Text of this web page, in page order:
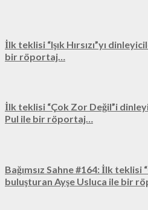
İlk teklisi “Işık Hırsızı”yı
bir röportaj…
İlk teklisi “Çok Zor Değil”i
Pul ile bir röportaj…
Bağımsız Sahne #164: İlk
buluşturan Ayşe Usluca ile bir